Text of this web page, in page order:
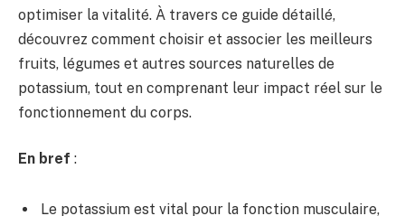
optimiser la vitalité. À travers ce guide détaillé,
découvrez comment choisir et associer les meilleurs
fruits, légumes et autres sources naturelles de
potassium, tout en comprenant leur impact réel sur le
fonctionnement du corps.
En bref :
Le potassium est vital pour la fonction musculaire,